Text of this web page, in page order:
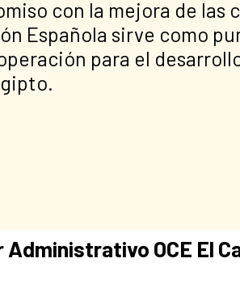
con la mejora de las
Española sirve como
para el
OCE El